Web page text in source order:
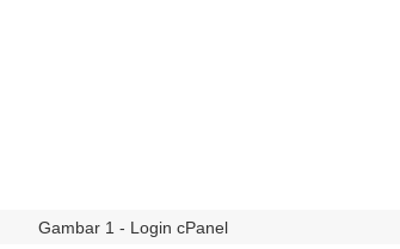
Gambar 1 - Login cPanel